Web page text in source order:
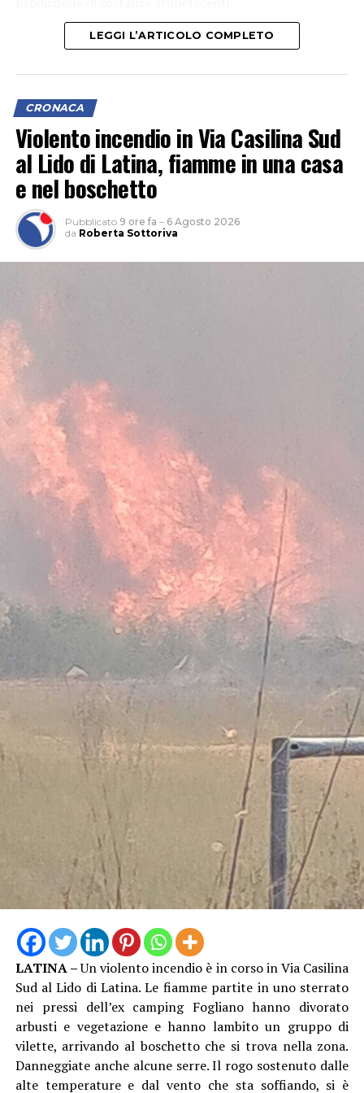
L’attività, che si è svolta grazie anche al supporto del 1°
Reggimento Carabinieri Paracadutisti “Tuscania” e del
accertamenti sul territorio.
Nella casa su via del Lido, nel tratto di via Antonio
Pennacchi, i Carabinieri hanno sequestrato 18 involucri
contenenti complessivamente circa 18,2 kg di cocaina,
la somma in contanti di 8.810 euro, una macchina
conta-soldi, due orologi di lusso, vari gioielli e preziosi, 6
smartphone, un computer portatile, fogli manoscritti
riportanti la contabilità dell’attività illecita, una pistola
ad aria compressa, uno sfollagente telescopico e un
I successivi e approfonditi controlli nelle pertinenze
esterne dell’immobile hanno permesso di scoprire,
abilmente occultata tra la fitta vegetazione, una vera e
propria raffineria di cocaina. Al suo interno i Carabinieri
hanno individuato un laboratorio per il taglio e il
confezionamento della droga, allestito con bilance,
setacci, forni a microonde, macchine per il sottovuoto e
presse utilizzate per la creazione dei singoli pacchi di
Nel laboratorio sono stati inoltre rinvenuti e messi in
sicurezza: due secchi in plastica contenenti
rispettivamente 4,8 kg e 4 kg di cocaina in fase di
raffinazione, un ingente quantitativo di sostanze da
taglio, 27 sacchi di pellet da 15 kg ciascuno,
verosimilmente intrisi di stupefacente e oggetto di
lavorazione, diversi recipienti contenenti solventi e
LEGGI L’ARTICOLO COMPLETO
CRONACA
Violento incendio in Via Casilina Sud
al Lido di Latina, fiamme in una casa
e nel boschetto
Pubblicato 9 ore fa – 6 Agosto 2026
da Roberta Sottoriva
LATINA –Un violento incendio è in corso in Via Casilina
Sud al Lido di Latina. Le fiamme partite in uno sterrato
nei pressi dell’ex camping Fogliano hanno divorato
arbusti e vegetazione e hanno lambito un gruppo di
vilette, arrivando al boschetto che si trova nella zona.
Danneggiate anche alcune serre. Il rogo sostenuto dalle
alte temperature e dal vento che sta soffiando, si è